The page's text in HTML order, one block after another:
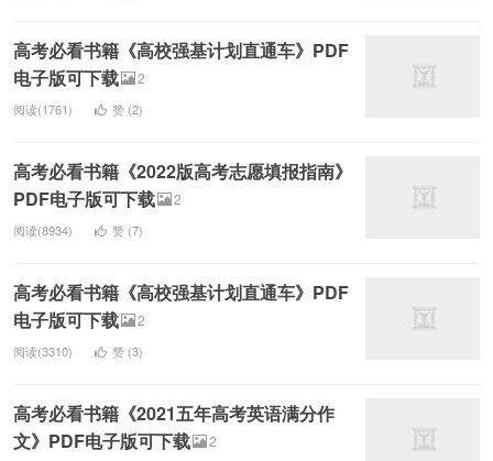
高考必看书籍《高校强基计划直通车》PDF
电子版可下载
2
阅读(1761) 赞 (2)
高考必看书籍《2022版高考志愿填报指南》
PDF电子版可下载
2
阅读(8934) 赞 (7)
高考必看书籍《高校强基计划直通车》PDF
电子版可下载
2
阅读(3310) 赞 (3)
高考必看书籍《2021五年高考英语满分作
文》PDF电子版可下载
2